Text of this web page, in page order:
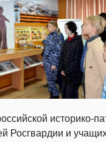
историко-
Росгвардии и